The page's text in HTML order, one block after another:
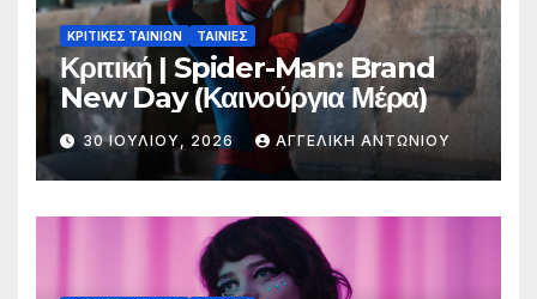
ΚΡΙΤΙΚΕΣ ΤΑΙΝΙΩΝ ΤΑΙΝΙΕΣ
Κριτική | Spider-Man: Brand
New Day (Καινούργια Μέρα)
30 ΙΟΥΛΊΟΥ, 2026 ΑΓΓΕΛΙΚΉ ΑΝΤΩΝΊΟΥ